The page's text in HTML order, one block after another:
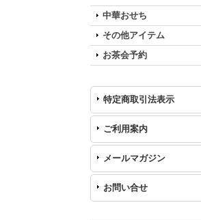
中華おせち
その他アイテム
お茶会予約
特定商取引法表示
ご利用案内
メールマガジン
お問い合せ